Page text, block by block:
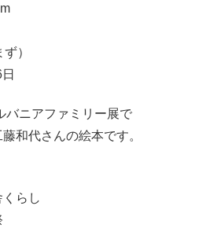
）
バニアファミリー展で
和代さんの絵本です。
くらし